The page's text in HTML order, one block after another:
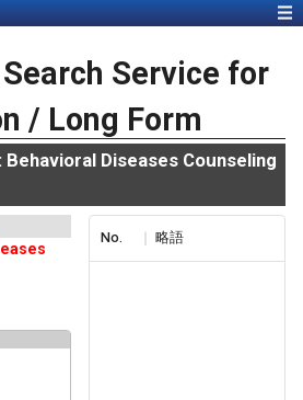
Service for
/ Long Form
Behavioral Diseases Counseling
No. 略語